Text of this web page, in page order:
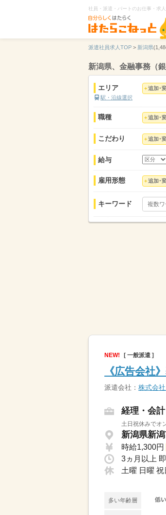
社員・派遣・パートのお仕事・求
派遣社員求人TOP > 新潟県
新潟県、金融事務（
エリア
駅・沿線選択
追加･
職種 追加･
こだわり 追加･
給与
雇用形態 追加･
キーワード
NEW! [ 一般派遣 ]
《広告会社
派遣会社： 株式会
経理・会
土日祝休みでオ
新潟県新
時給1,300円
土曜 日曜
多い年齢層